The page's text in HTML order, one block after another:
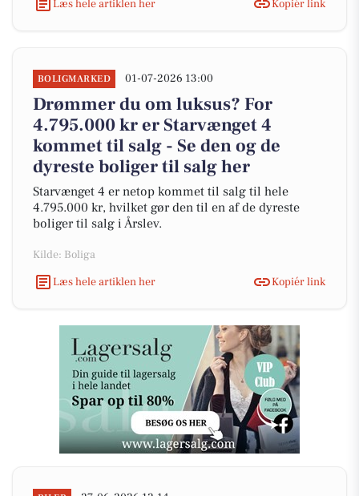
Læs hele artiklen her
Kopiér link
BOLIGMARKED 01-07-2026 13:00
Drømmer du om luksus? For
4.795.000 kr er Starvænget 4
kommet til salg - Se den og de
dyreste boliger til salg her
Starvænget 4 er netop kommet til salg til hele
4.795.000 kr, hvilket gør den til en af de dyreste
boliger til salg i Årslev.
Kilde: Boliga
Læs hele artiklen her
Kopiér link